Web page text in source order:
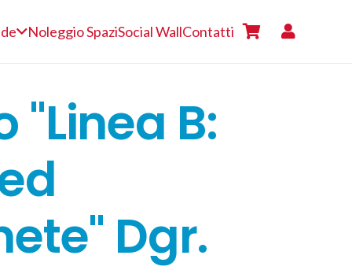
Noleggio SpaziSocial WallContatti
B:
Dgr.